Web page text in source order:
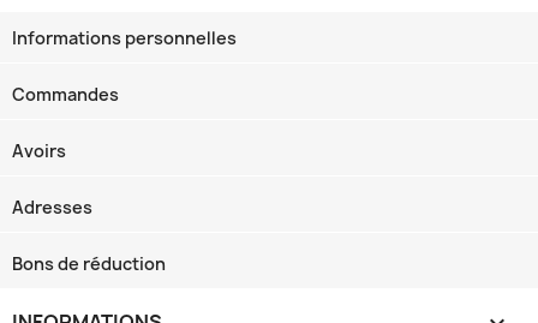
Informations personnelles
Commandes
Avoirs
Adresses
Bons de réduction